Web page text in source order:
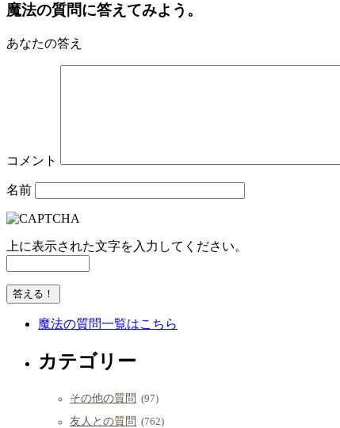
魔法の質問に答えてみよう。
あなたの答え
コメント
名前
上に表示された文字を入力してください。
魔法の質問一覧はこちら
カテゴリー
その他の質問 (97)
友人との質問 (762)